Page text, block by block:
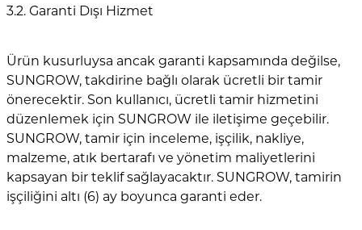
3.2. Garanti Dışı Hizmet
Ürün kusurluysa ancak garanti kapsamında değilse,
SUNGROW, takdirine bağlı olarak ücretli bir tamir
önerecektir. Son kullanıcı, ücretli tamir hizmetini
düzenlemek için SUNGROW ile iletişime geçebilir.
SUNGROW, tamir için inceleme, işçilik, nakliye,
malzeme, atık bertarafı ve yönetim maliyetlerini
kapsayan bir teklif sağlayacaktır. SUNGROW, tamirin
işçiliğini altı (6) ay boyunca garanti eder.